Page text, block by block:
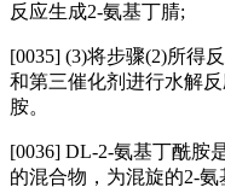
反应生成2-氨基丁腈;
[0035] (3)将步骤(2)所得
和第三催化剂进行水解
胺。
[0036] DL-2-氨基丁酰胺
的混合物，为混旋的2-氨